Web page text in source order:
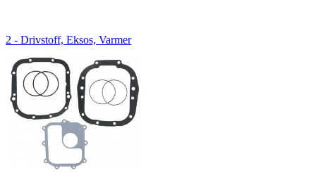
2 - Drivstoff, Eksos, Varmer